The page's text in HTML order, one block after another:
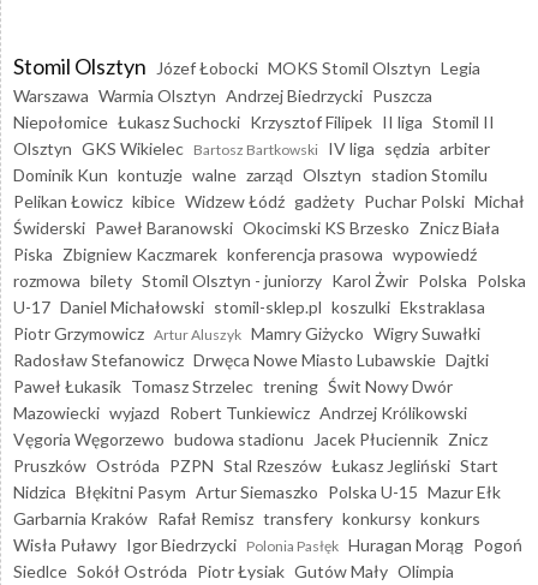
Stomil Olsztyn Józef Łobocki MOKS Stomil Olsztyn Legia
Warszawa Warmia Olsztyn Andrzej Biedrzycki Puszcza
Niepołomice Łukasz Suchocki Krzysztof Filipek II liga Stomil II
Olsztyn GKS Wikielec Bartosz Bartkowski IV liga sędzia arbiter
Dominik Kun kontuzje walne zarząd Olsztyn stadion Stomilu
Pelikan Łowicz kibice Widzew Łódź gadżety Puchar Polski Michał
Świderski Paweł Baranowski Okocimski KS Brzesko Znicz Biała
Piska Zbigniew Kaczmarek konferencja prasowa wypowiedź
rozmowa bilety Stomil Olsztyn - juniorzy Karol Żwir Polska Polska
U-17 Daniel Michałowski stomil-sklep.pl koszulki Ekstraklasa
Piotr Grzymowicz Artur Aluszyk Mamry Giżycko Wigry Suwałki
Radosław Stefanowicz Drwęca Nowe Miasto Lubawskie Dajtki
Paweł Łukasik Tomasz Strzelec trening Świt Nowy Dwór
Mazowiecki wyjazd Robert Tunkiewicz Andrzej Królikowski
Vęgoria Węgorzewo budowa stadionu Jacek Płuciennik Znicz
Pruszków Ostróda PZPN Stal Rzeszów Łukasz Jegliński Start
Nidzica Błękitni Pasym Artur Siemaszko Polska U-15 Mazur Ełk
Garbarnia Kraków Rafał Remisz transfery konkursy konkurs
Wisła Puławy Igor Biedrzycki Polonia Pasłęk Huragan Morąg Pogoń
Siedlce Sokół Ostróda Piotr Łysiak Gutów Mały Olimpia